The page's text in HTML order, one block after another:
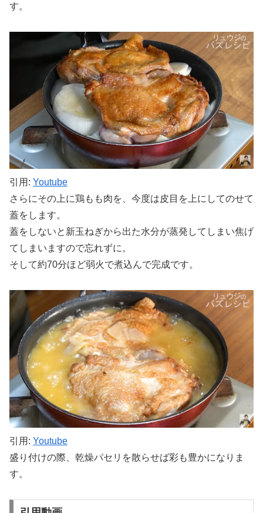
す。
引用: Youtube
さらにその上に鶏もも肉を、今度は皮目を上にしてのせて
蓋をします。
蓋をしないと新玉ねぎから出た水分が蒸発してしまい焦げ
てしまいますので忘れずに。
そして約70分ほど弱火で煮込んで完成です。
引用: Youtube
盛り付けの際、乾燥パセリを散らせば彩も豊かになりま
す。